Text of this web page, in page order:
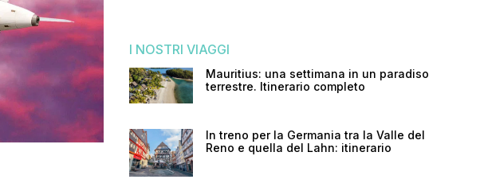
I NOSTRI VIAGGI
Mauritius: una settimana in un paradiso
terrestre. Itinerario completo
In treno per la Germania tra la Valle del
Reno e quella del Lahn: itinerario